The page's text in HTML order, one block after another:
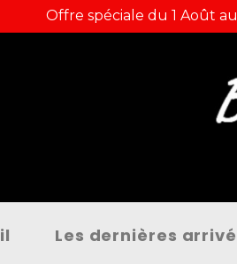
Offre spéciale du 1 Août
Les dernières